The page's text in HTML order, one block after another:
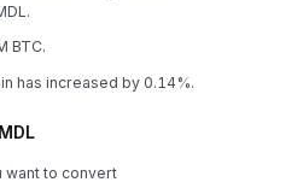
BTC.
has increased by 0.14%.
want to convert